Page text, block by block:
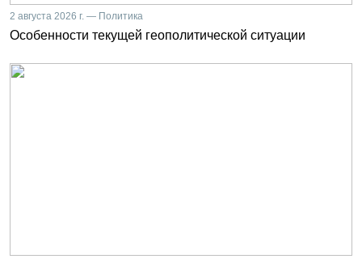
2 августа 2026 г. — Политика
Особенности текущей геополитической ситуации